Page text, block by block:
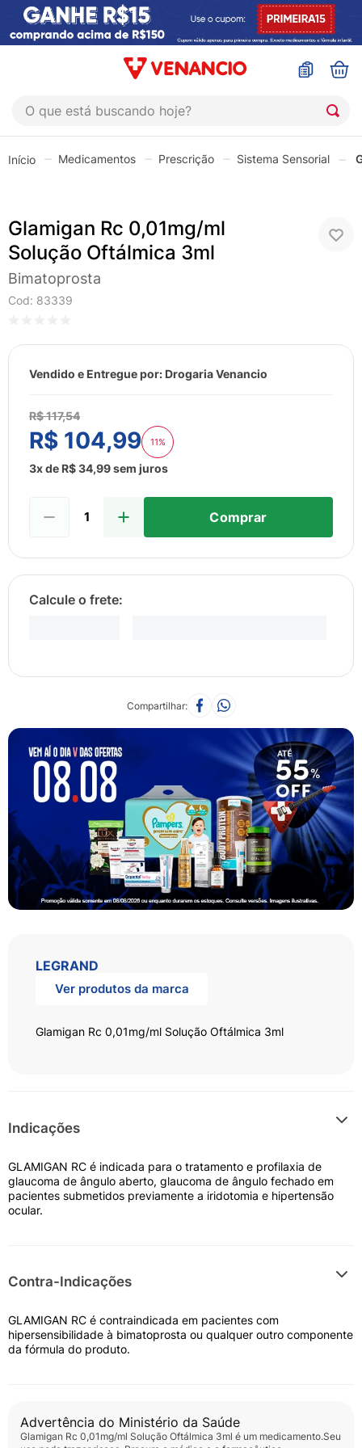
O que está buscando hoje?
Medicamentos Prescrição Sistema Sensorial
Glamigan Rc 0,01mg/ml
Solução Oftálmica 3ml
Bimatoprosta
Cod: 83339
Vendido e Entregue por: Drogaria Venancio
R$117,54
R$ 104,99 11%
3x de R$34,99sem juros
Comprar
Compartilhar
LEGRAND
Ver produtos da marca
Glamigan Rc 0,01mg/ml Solução Oftálmica 3ml
Indicações
GLAMIGAN RC é indicada para o tratamento e profilaxia de
glaucoma de ângulo aberto, glaucoma de ângulo fechado em
pacientes submetidos previamente a iridotomia e hipertensão
ocular.
Contra-Indicações
GLAMIGAN RC é contraindicada em pacientes com
hipersensibilidade à bimatoprosta ou qualquer outro componente
da fórmula do produto.
Advertência do Ministério da Saúde
Glamigan Rc 0,01mg/ml Solução Oftálmica 3ml é um medicamento.Seu
1º
coristina
3º
fly gotas
4º
admuc